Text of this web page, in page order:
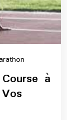
europe-
marathon
à